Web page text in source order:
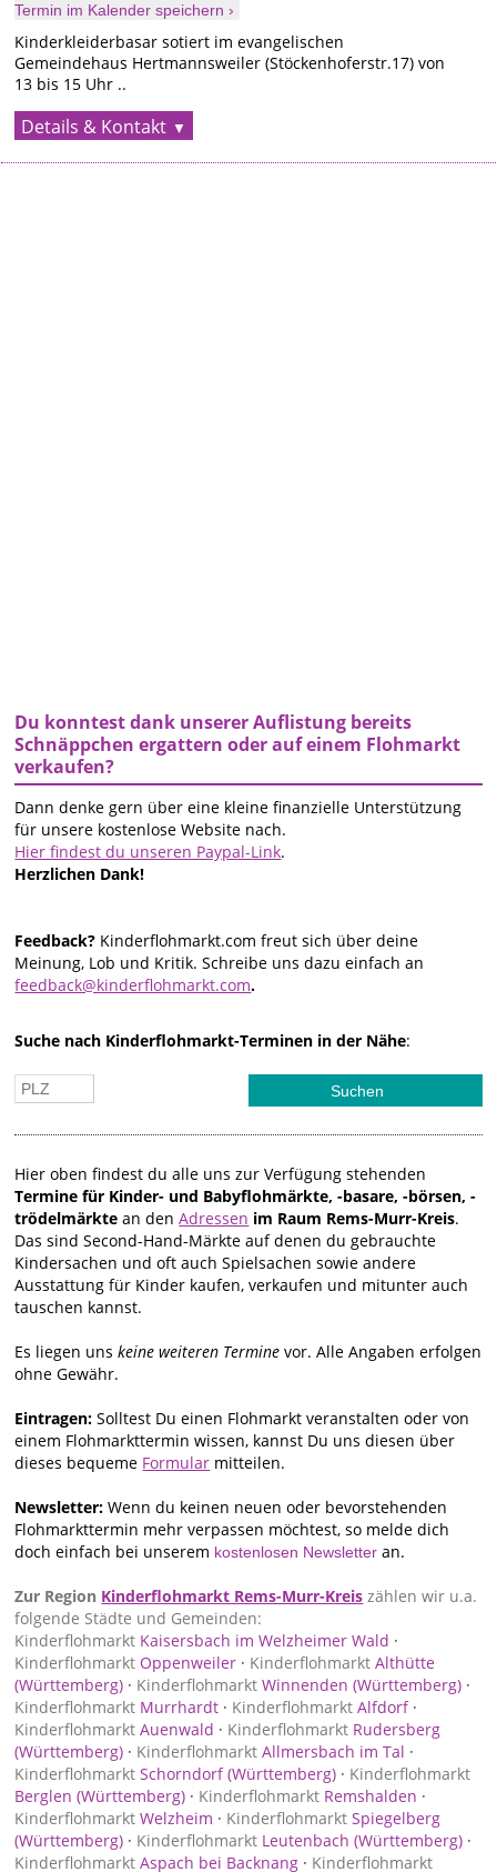
Termin im Kalender speichern ›
Kinderkleiderbasar sotiert im evangelischen
Gemeindehaus Hertmannsweiler (Stöckenhoferstr.17) von
13 bis 15 Uhr ..
Details & Kontakt
Du konntest dank unserer Auflistung bereits
Schnäppchen ergattern oder auf einem Flohmarkt
verkaufen?
Dann denke gern über eine kleine finanzielle Unterstützung
für unsere kostenlose Website nach.
Hier findest du unseren Paypal-Link.
Herzlichen Dank!
Feedback? Kinderflohmarkt.com freut sich über deine
Meinung, Lob und Kritik. Schreibe uns dazu einfach an
feedback@kinderflohmarkt.com.
Suche nach Kinderflohmarkt-Terminen in der Nähe:
Hier oben findest du alle uns zur Verfügung stehenden
Termine für Kinder- und Babyflohmärkte, -basare, -börsen, -
trödelmärkte an denAdressen im Raum Rems-Murr-Kreis.
Das sind Second-Hand-Märkte auf denen du gebrauchte
Kindersachen und oft auch Spielsachen sowie andere
Ausstattung für Kinder kaufen, verkaufen und mitunter auch
tauschen kannst.
Es liegen unskeine weiteren Termine vor. Alle Angaben erfolgen
ohne Gewähr.
Eintragen:Solltest Du einen Flohmarkt veranstalten oder von
einem Flohmarkttermin wissen, kannst Du uns diesen über
dieses bequeme Formular mitteilen.
Newsletter: Wenn du keinen neuen oder bevorstehenden
Flohmarkttermin mehr verpassen möchtest, so melde dich
doch einfach bei unserem kostenlosen Newsletter an.
Zur Region Kinderflohmarkt Rems-Murr-Kreis zählen wir u.a.
folgende Städte und Gemeinden:
Kinderflohmarkt Kaisersbach im Welzheimer Wald ·
Kinderflohmarkt Oppenweiler · Kinderflohmarkt Althütte
(Württemberg) · Kinderflohmarkt Winnenden (Württemberg) ·
Kinderflohmarkt Murrhardt · Kinderflohmarkt Alfdorf·
Kinderflohmarkt Auenwald · Kinderflohmarkt Rudersberg
(Württemberg) · Kinderflohmarkt Allmersbach im Tal ·
Kinderflohmarkt Schorndorf (Württemberg) · Kinderflohmarkt
Berglen (Württemberg) · Kinderflohmarkt Remshalden ·
Kinderflohmarkt Welzheim · Kinderflohmarkt Spiegelberg
(Württemberg) · Kinderflohmarkt Leutenbach (Württemberg) ·
Kinderflohmarkt Aspach bei Backnang · Kinderflohmarkt